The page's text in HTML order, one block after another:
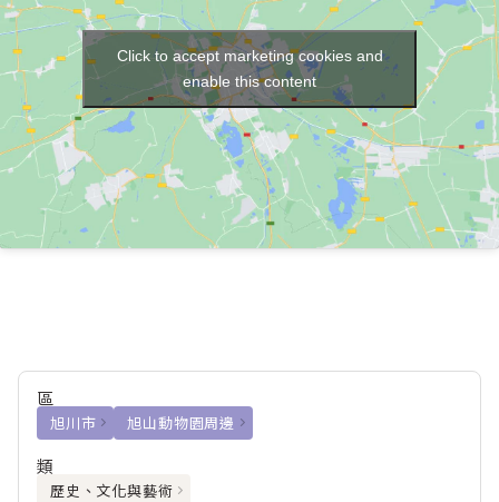
Click to accept marketing cookies and
enable this content
區
旭川市 旭山動物園周邊
類
歷史、文化與藝術